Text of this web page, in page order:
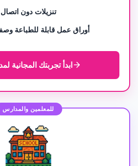
تنزيلات دون اتصال
أوراق عمل قابلة للطباعة
ابدأ تجربتك المجانية لمدة 7
للمعلمين والمدارس